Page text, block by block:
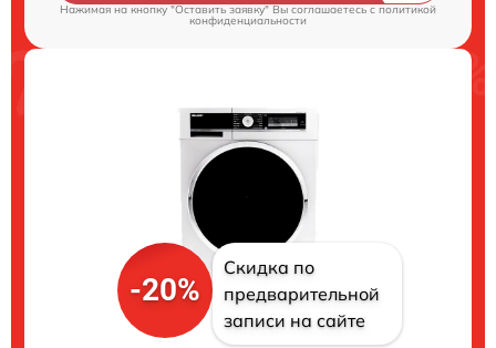
Нажимая на кнопку "Оставить заявку" Вы соглашаетесь cполитикой
конфиденциальности
-20%
Скидка по
предварительной
записи на сайте